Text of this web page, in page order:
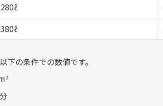
下の条件での数値です。
2